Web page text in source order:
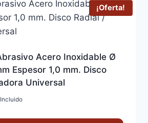
¡Oferta!
Acero Inoxidable Ø
Espesor 1,0 mm. Disco
Universal
Incluido